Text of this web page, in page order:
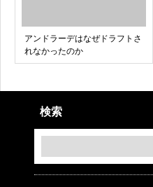
アンドラーデはなぜドラフトさ
れなかったのか
検索